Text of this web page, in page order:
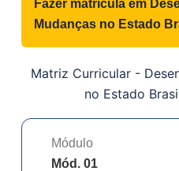
Fazer matrícula em
Mudanças no Estado
Matriz Curricular -
no Estado
Módulo
Mód. 01